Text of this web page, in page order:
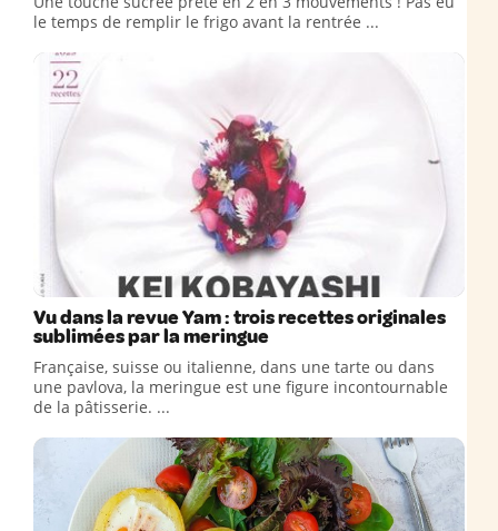
le temps de remplir le frigo avant la rentrée ...
Vu dans la revue Yam : trois recettes originales
sublimées par la meringue
Française, suisse ou italienne, dans une tarte ou dans
une pavlova, la meringue est une figure incontournable
de la pâtisserie. ...